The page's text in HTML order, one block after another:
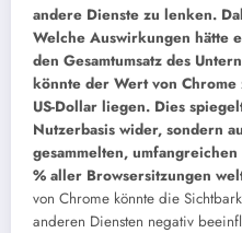
andere Dienste zu lenken.
Welche Auswirkungen hätte
den Gesamtumsatz des
könnte der Wert von
US-Dollar liegen. Dies
Nutzerbasis wider, sondern
gesammelten,
% aller Browsersitzungen
von Chrome könnte die
anderen Diensten negativ